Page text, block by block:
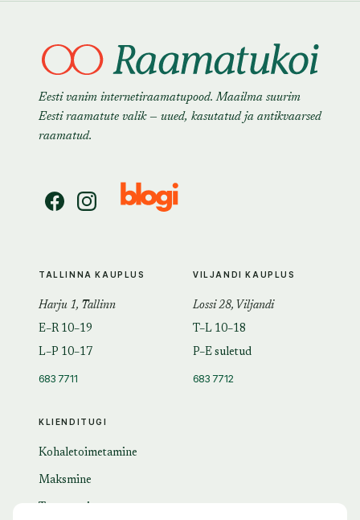
Eesti vanim internetiraamatupood. Maailma suurim
Eesti raamatute valik — uued, kasutatud ja antikvaarsed
raamatud.
KLIENDITUGI
Kohaletoimetamine
Maksmine
TALLINNA KAUPLUS
Harju 1, Tallinn
E–R 10–19
L–P 10–17
683 7711
VILJANDI KAUPLUS
Lossi 28, Viljandi
T–L 10–18
P–E suletud
683 7712